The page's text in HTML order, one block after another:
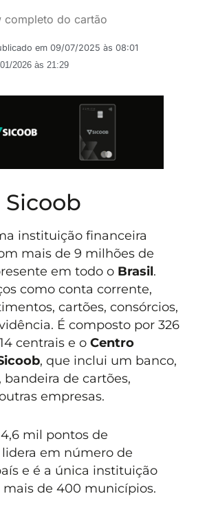
completo do cartão
em09/07/2025 às 08:01
2026 às 21:29
Sicoob
instituição financeira
mais de 9 milhões de
em todo o Brasil.
como conta corrente,
cartões, consórcios,
É composto por 326
centrais e oCentro
, que inclui um banco,
bandeira de cartões,
empresas.
mil pontos de
em número de
e é a única instituição
de 400 municípios.